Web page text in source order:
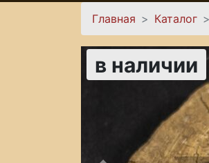
Вы здесь
Главная Каталог
в наличии